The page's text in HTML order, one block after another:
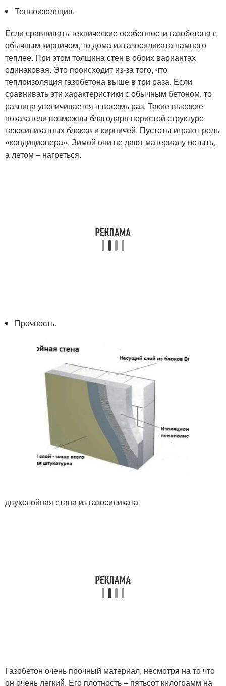
Теплоизоляция.
Если сравнивать технические особенности газобетона с
обычным кирпичом, то дома из газосиликата намного
теплее. При этом толщина стен в обоих вариантах
одинаковая. Это происходит из-за того, что
теплоизоляция газобетона выше в три раза. Если
сравнивать эти характеристики с обычным бетоном, то
разница увеличивается в восемь раз. Такие высокие
показатели возможны благодаря пористой структуре
газосиликатных блоков и кирпичей. Пустоты играют роль
«кондиционера». Зимой они не дают материалу остыть,
а летом – нагреться.
Прочность.
двухслойная стана из газосиликата
Газобетон очень прочный материал, несмотря на то что
он очень легкий. Его плотность – пятьсот килограмм на